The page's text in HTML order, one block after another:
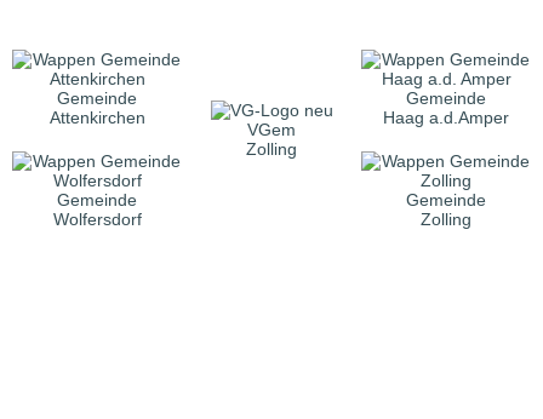
Gemeinde
Attenkirchen
VGem
Zolling
Gemeinde
Haag a.d.Amper
Gemeinde
Wolfersdorf
Gemeinde
Zolling